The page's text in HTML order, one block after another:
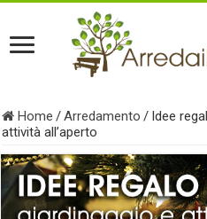
Home /Arredamento / Idee
attività all’aperto